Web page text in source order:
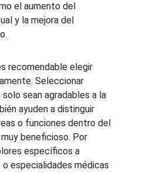
el aumento del
y la mejora del
recomendable elegir
Seleccionar
sean agradables a la
ayuden a distinguir
o funciones dentro del
beneficioso. Por
específicos a
especialidades médicas